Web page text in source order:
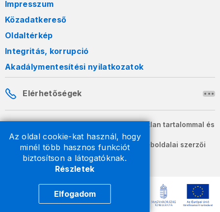
Az oldal cookie-kat használ, hogy
minél több hasznos funkciót
biztosítson a látogatóknak.
Részletek
Elfogadom
Impresszum
Közadatkereső
Oldaltérkép
Integritás, korrupció
Akadálymentesítési nyilatkozatok
Elérhetőségek
A honlapon szereplő információk változatlan tartalommal és
formában szabadon terjeszthetők.
2026 © A Nemzeti Adó- és Vámhivatal weboldalai szerzői
jogvédelem alatt állnak.